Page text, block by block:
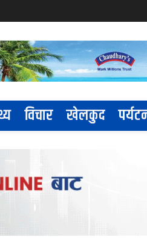
विचार खेलकुद